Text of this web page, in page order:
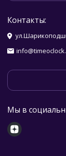
Контакты:
Мы в